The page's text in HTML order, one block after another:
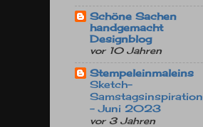
Schöne Sachen
handgemacht
Designblog
vor 10 Jahren
Stempeleinmaleins
Sketch-
Samstagsinspiration
- Juni 2023
vor 3 Jahren